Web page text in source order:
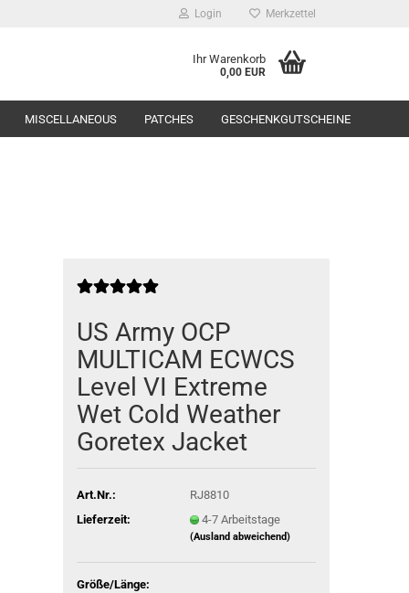
Login Merkzettel
Ihr Warenkorb
0,00 EUR
MISCELLANEOUS PATCHES GESCHENKGUTSCHEINE
US Army OCP
MULTICAM ECWCS
Level VI Extreme
Wet Cold Weather
Goretex Jacket
Art.Nr.:
RJ8810
Lieferzeit:
4-7 Arbeitstage
(Ausland abweichend)
Größe/Länge: